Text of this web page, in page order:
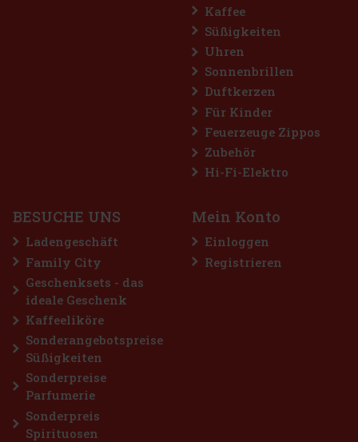
Kaffee
Süßigkeiten
Uhren
Sonnenbrillen
Duftkerzen
Für Kinder
Feuerzeuge Zippos
Zubehör
Hi-Fi-Elektro
BESUCHE UNS
Ladengeschäft
Family City
Geschenksets - das
ideale Geschenk
Kaffeeliköre
Sonderangebotspreise
Süßigkeiten
Sonderpreise
Parfumerie
Sonderpreis
Spirituosen
Mein Konto
Einloggen
Registrieren